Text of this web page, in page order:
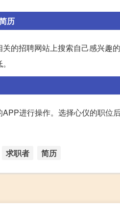
历
的招聘网站上搜索自己感兴趣
进行操作。选择心仪的职位
求职者 简历